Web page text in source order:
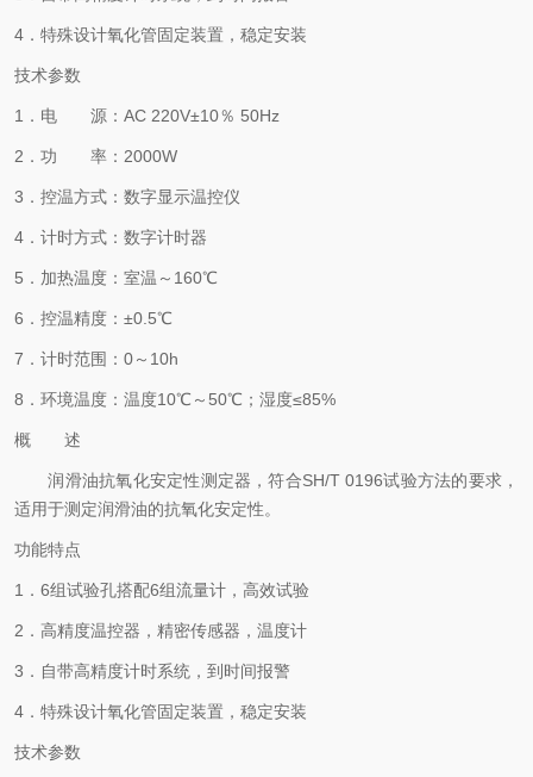
4．特殊设计氧化管固定装置，稳定安装
技术参数
1．电 源：AC 220V±10％ 50Hz
2．功 率：2000W
3．控温方式：数字显示温控仪
4．计时方式：数字计时器
5．加热温度：室温～160℃
6．控温精度：±0.5℃
7．计时范围：0～10h
8．环境温度：温度10℃～50℃；湿度≤85%
概 述
润滑油抗氧化安定性测定器，符合SH/T 0196试验方法的要求，
适用于测定润滑油的抗氧化安定性。
功能特点
1．6组试验孔搭配6组流量计，高效试验
2．高精度温控器，精密传感器，温度计
3．自带高精度计时系统，到时间报警
4．特殊设计氧化管固定装置，稳定安装
技术参数